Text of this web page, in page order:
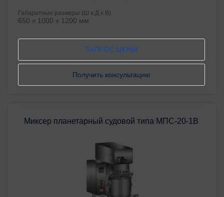
Габаритные размеры (Ш х Д х В)
650 х 1000 х 1200 мм
ЗАПРОС ЦЕНЫ
Получить консультацию
Миксер планетарный судовой типа МПС-20-1В